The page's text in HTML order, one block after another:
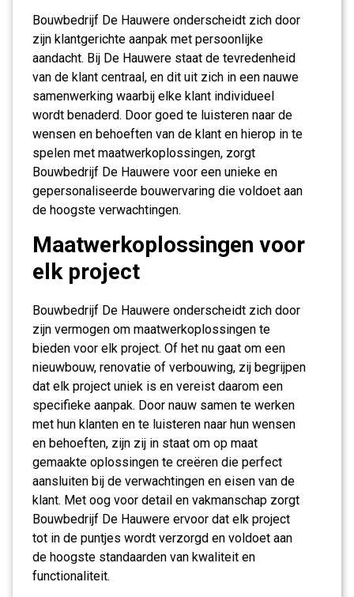
Bouwbedrijf De Hauwere onderscheidt zich door
zijn klantgerichte aanpak met persoonlijke
aandacht. Bij De Hauwere staat de tevredenheid
van de klant centraal, en dit uit zich in een nauwe
samenwerking waarbij elke klant individueel
wordt benaderd. Door goed te luisteren naar de
wensen en behoeften van de klant en hierop in te
spelen met maatwerkoplossingen, zorgt
Bouwbedrijf De Hauwere voor een unieke en
gepersonaliseerde bouwervaring die voldoet aan
de hoogste verwachtingen.
Maatwerkoplossingen voor
elk project
Bouwbedrijf De Hauwere onderscheidt zich door
zijn vermogen om maatwerkoplossingen te
bieden voor elk project. Of het nu gaat om een
nieuwbouw, renovatie of verbouwing, zij begrijpen
dat elk project uniek is en vereist daarom een
specifieke aanpak. Door nauw samen te werken
met hun klanten en te luisteren naar hun wensen
en behoeften, zijn zij in staat om op maat
gemaakte oplossingen te creëren die perfect
aansluiten bij de verwachtingen en eisen van de
klant. Met oog voor detail en vakmanschap zorgt
Bouwbedrijf De Hauwere ervoor dat elk project
tot in de puntjes wordt verzorgd en voldoet aan
de hoogste standaarden van kwaliteit en
functionaliteit.